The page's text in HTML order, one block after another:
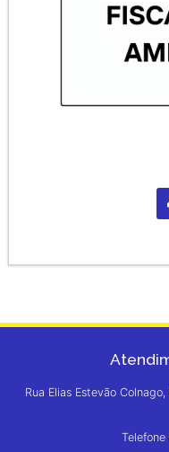
Rua Elias Estevão